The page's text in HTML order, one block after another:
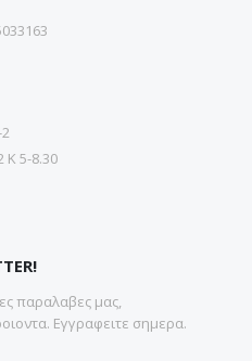
Κ 5-8.30
παραλαβες μας,
Εγγραφειτε σημερα.